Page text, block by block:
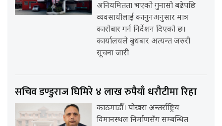
अनियमितता भएको गुनासो बढेपछि
व्यवसायीलाई कानुनअनुसार मात्र
कारोबार गर्न निर्देशन दिएको छ।
कार्यालयले बुधबार अत्यन्त जरुरी
सूचना जारी
सचिव डण्डुराज घिमिरे ४ लाख रुपैयाँ धरौटीमा रिहा
काठमाडौँ। पोखरा अन्तर्राष्ट्रिय
विमानस्थल निर्माणसँग सम्बन्धित